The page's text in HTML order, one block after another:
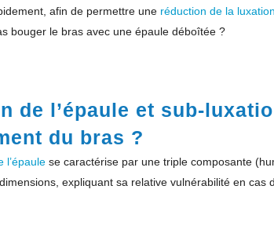
afin de permettre une réduction de la luxation
bouger le bras avec une épaule déboîtée ?
de l’épaule et sub-
du bras ?
l’épaule se caractérise par une triple composante
expliquant sa relative vulnérabilité en